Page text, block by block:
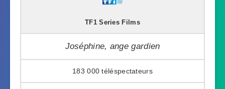
TF1 Series Films
Joséphine, ange gardien
183 000